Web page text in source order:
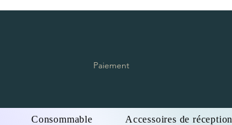
Consommable Accessoires de réception
Paiement